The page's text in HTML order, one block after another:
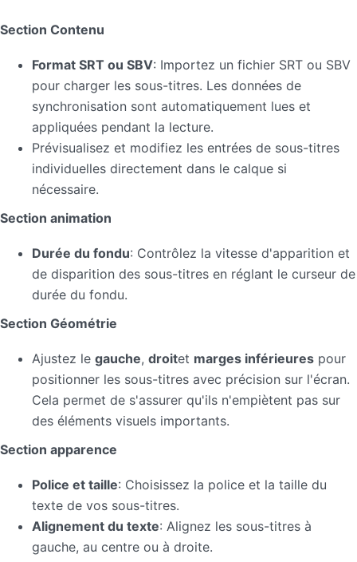
Section Contenu
Format SRT ou SBV: Importez un fichier SRT ou SBV
pour charger les sous-titres. Les données de
synchronisation sont automatiquement lues et
appliquées pendant la lecture.
Prévisualisez et modifiez les entrées de sous-titres
individuelles directement dans le calque si
nécessaire.
Section animation
Durée du fondu: Contrôlez la vitesse d'apparition et
de disparition des sous-titres en réglant le curseur de
durée du fondu.
Section Géométrie
Ajustez le gauche, droitet marges inférieures pour
positionner les sous-titres avec précision sur l'écran.
Cela permet de s'assurer qu'ils n'empiètent pas sur
des éléments visuels importants.
Section apparence
Police et taille: Choisissez la police et la taille du
texte de vos sous-titres.
Alignement du texte: Alignez les sous-titres à
gauche, au centre ou à droite.